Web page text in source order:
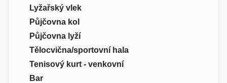
Lyžařský vlek
Půjčovna kol
Půjčovna lyží
Tělocvična/sportovní hala
Tenisový kurt - venkovní
Bar